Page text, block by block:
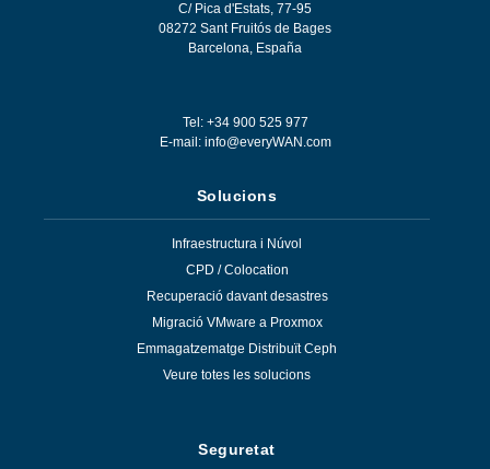
C/ Pica d'Estats, 77-95
08272 Sant Fruitós de Bages
Barcelona, España
Tel: +34 900 525 977
E-mail: info@everyWAN.com
Solucions
Infraestructura i Núvol
CPD / Colocation
Recuperació davant desastres
Migració VMware a Proxmox
Emmagatzematge Distribuït Ceph
Veure totes les solucions
Seguretat